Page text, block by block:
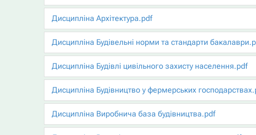
Дисципліна Архітектура.pdf
Дисципліна Будівельні норми та стандарти
Дисципліна Будівлі цивільного захисту населення.pdf
Дисципліна Будівництво у фермерських
Дисципліна Виробнича база будівництва.pdf